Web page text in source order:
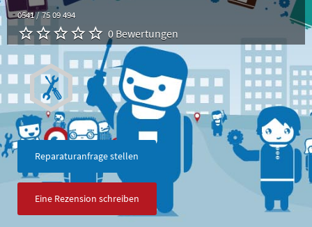
0541 / 75 09 494
0 Bewertungen
Reparaturanfrage stellen
Eine Rezension schreiben